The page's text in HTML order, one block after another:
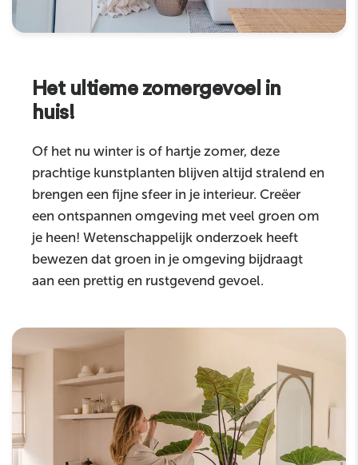
Het ultieme zomergevoel in
huis!
Of het nu winter is of hartje zomer, deze
prachtige kunstplanten blijven altijd stralend en
brengen een fijne sfeer in je interieur. Creëer
een ontspannen omgeving met veel groen om
je heen! Wetenschappelijk onderzoek heeft
bewezen dat groen in je omgeving bijdraagt
aan een prettig en rustgevend gevoel.